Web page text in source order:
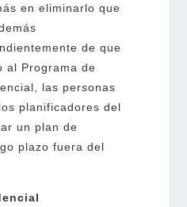
en eliminarlo que
de que
al Programa de
las personas
planificadores del
un plan de
plazo fuera del